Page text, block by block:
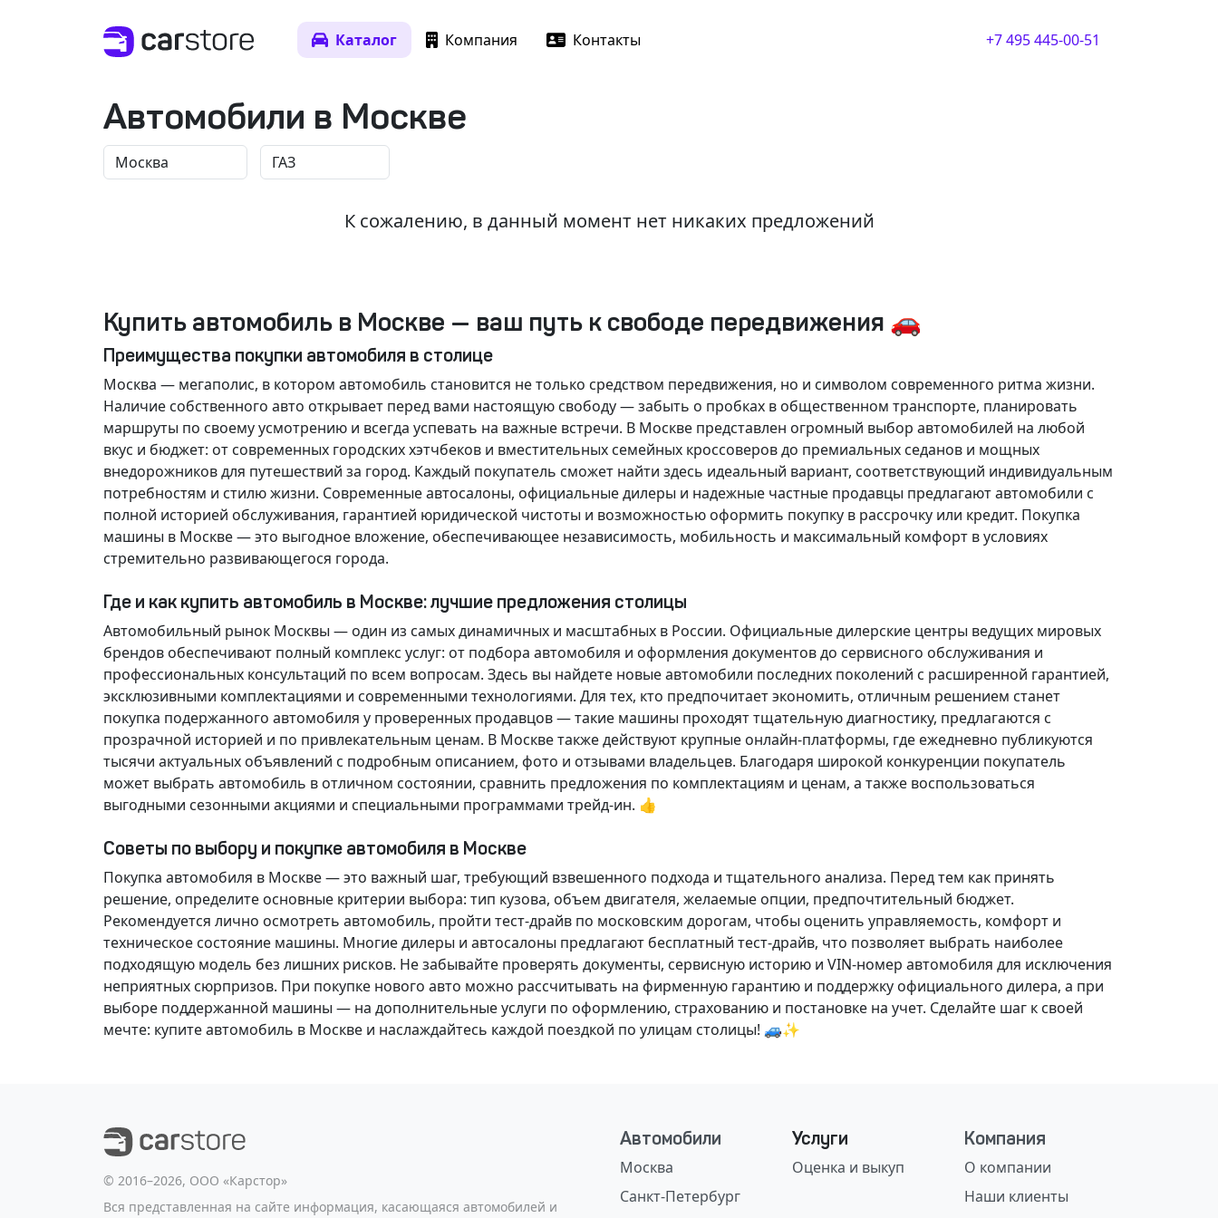
Каталог Компания Контакты +7 495 445-00-51
Автомобили в Москве
К сожалению, в данный момент нет никаких предложений
Купить автомобиль в Москве — ваш путь к свободе передвижения 🚗
Преимущества покупки автомобиля в столице
Москва — мегаполис, в котором автомобиль становится не только средством передвижения, но и символом современного ритма жизни.
Наличие собственного авто открывает перед вами настоящую свободу — забыть о пробках в общественном транспорте, планировать
маршруты по своему усмотрению и всегда успевать на важные встречи. В Москве представлен огромный выбор автомобилей на любой
вкус и бюджет: от современных городских хэтчбеков и вместительных семейных кроссоверов до премиальных седанов и мощных
внедорожников для путешествий за город. Каждый покупатель сможет найти здесь идеальный вариант, соответствующий индивидуальным
потребностям и стилю жизни. Современные автосалоны, официальные дилеры и надежные частные продавцы предлагают автомобили с
полной историей обслуживания, гарантией юридической чистоты и возможностью оформить покупку в рассрочку или кредит. Покупка
машины в Москве — это выгодное вложение, обеспечивающее независимость, мобильность и максимальный комфорт в условиях
стремительно развивающегося города.
Где и как купить автомобиль в Москве: лучшие предложения столицы
Автомобильный рынок Москвы — один из самых динамичных и масштабных в России. Официальные дилерские центры ведущих мировых
брендов обеспечивают полный комплекс услуг: от подбора автомобиля и оформления документов до сервисного обслуживания и
профессиональных консультаций по всем вопросам. Здесь вы найдете новые автомобили последних поколений с расширенной гарантией,
эксклюзивными комплектациями и современными технологиями. Для тех, кто предпочитает экономить, отличным решением станет
покупка подержанного автомобиля у проверенных продавцов — такие машины проходят тщательную диагностику, предлагаются с
прозрачной историей и по привлекательным ценам. В Москве также действуют крупные онлайн-платформы, где ежедневно публикуются
тысячи актуальных объявлений с подробным описанием, фото и отзывами владельцев. Благодаря широкой конкуренции покупатель
может выбрать автомобиль в отличном состоянии, сравнить предложения по комплектациям и ценам, а также воспользоваться
выгодными сезонными акциями и специальными программами трейд-ин. 👍
Советы по выбору и покупке автомобиля в Москве
Покупка автомобиля в Москве — это важный шаг, требующий взвешенного подхода и тщательного анализа. Перед тем как принять
решение, определите основные критерии выбора: тип кузова, объем двигателя, желаемые опции, предпочтительный бюджет.
Рекомендуется лично осмотреть автомобиль, пройти тест-драйв по московским дорогам, чтобы оценить управляемость, комфорт и
техническое состояние машины. Многие дилеры и автосалоны предлагают бесплатный тест-драйв, что позволяет выбрать наиболее
подходящую модель без лишних рисков. Не забывайте проверять документы, сервисную историю и VIN-номер автомобиля для исключения
неприятных сюрпризов. При покупке нового авто можно рассчитывать на фирменную гарантию и поддержку официального дилера, а при
выборе поддержанной машины — на дополнительные услуги по оформлению, страхованию и постановке на учет. Сделайте шаг к своей
мечте: купите автомобиль в Москве и наслаждайтесь каждой поездкой по улицам столицы! 🚙✨
©️ 2016–2026, ООО «Карстор»
Вся представленная на сайте информация, касающаяся автомобилей и
Автомобили
Москва
Санкт-Петербург
Услуги
Оценка и выкуп
Компания
О компании
Наши клиенты